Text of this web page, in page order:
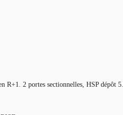
2 portes sectionnelles, HSP